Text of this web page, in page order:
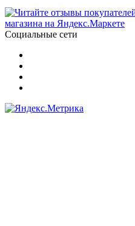
Социальные сети